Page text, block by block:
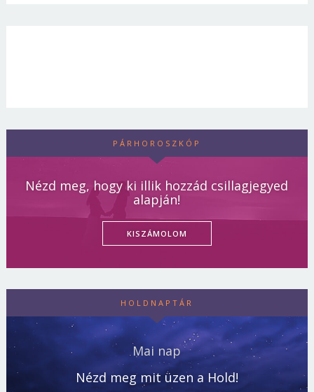
PÁRHOROSZKÓP
Nézd meg, hogy ki illik hozzád csillagjegyed
alapján!
KISZÁMOLOM
HOLDNAPTÁR
Mai nap
Nézd meg mit üzen a Hold!